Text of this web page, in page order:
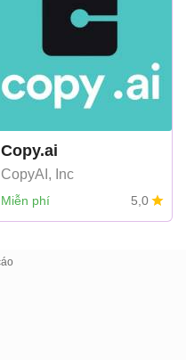
Copy.ai
CopyAI, Inc
Miễn phí 5,0